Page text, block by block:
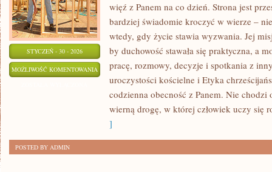
STYCZEŃ - 30 - 2026
MOŻLIWOŚĆ KOMENTOWANIA KATECHEZA
NAUCZANIE
KOŚCIOŁA
więź z Panem na co dzień. Strona jest
bardziej świadomie kroczyć w wierze –
wtedy, gdy życie stawia wyzwania. Jej
by duchowość stawała się praktyczna, a
pracę, rozmowy, decyzje i spotkania z
uroczystości kościelne i Etyka
codzienna obecność z Panem. Nie
wierną drogę, w której człowiek uczy się
]
POSTED BY ADMIN